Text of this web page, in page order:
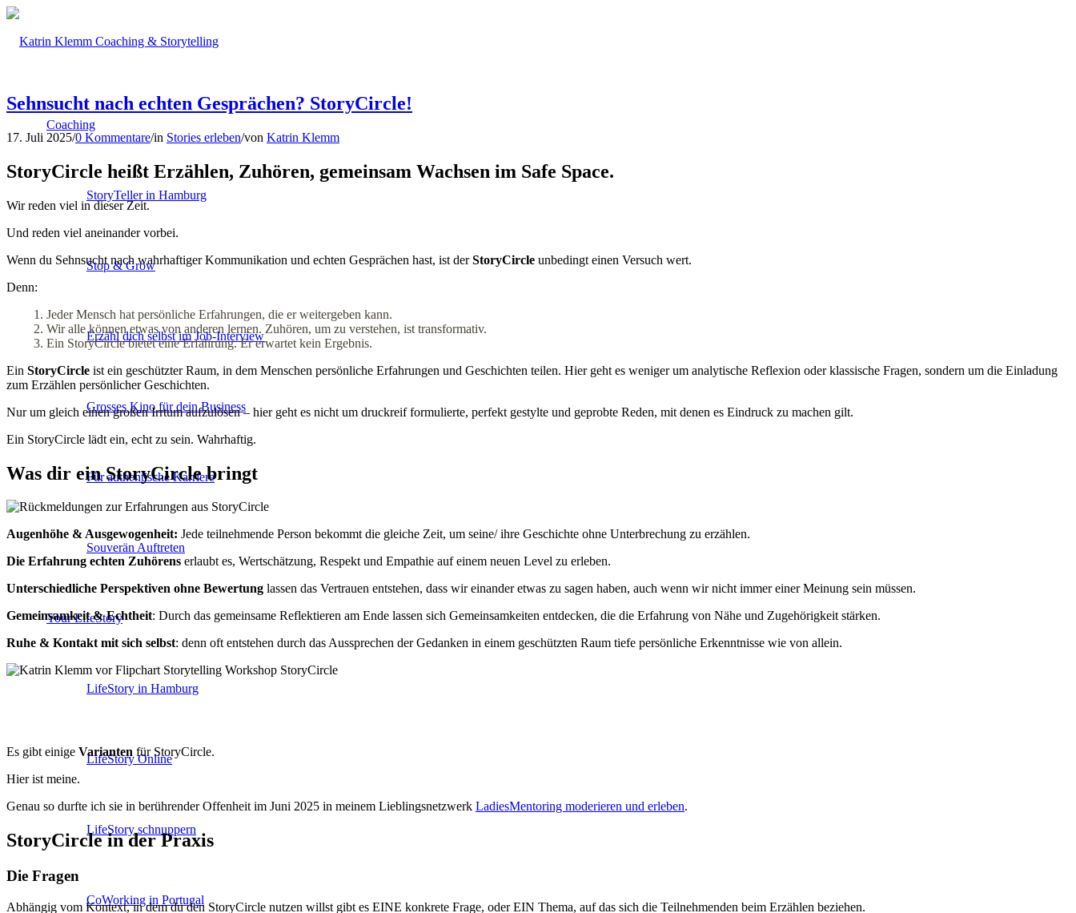
Coaching
StoryTeller in Hamburg
Stop & Grow
Erzähl dich selbst im Job-Interview
Grosses Kino für dein Business
Für authentische Karriere
Souverän Auftreten
Your LifeStory
LifeStory in Hamburg
LifeStory Online
LifeStory schnuppern
CoWorking in Portugal
Sehnsucht nach echten Gesprächen? StoryCircle!
17. Juli 2025/0 Kommentare/in Stories erleben/von Katrin Klemm
StoryCircle heißt Erzählen, Zuhören, gemeinsam Wachsen im Safe Space.
Wir reden viel in dieser Zeit.
Und reden viel aneinander vorbei.
Wenn du Sehnsucht nach wahrhaftiger Kommunikation und echten Gesprächen hast, ist derStoryCircle unbedingt einen Versuch wert.
Denn:
Jeder Mensch hat persönliche Erfahrungen, die er weitergeben kann.
Wir alle können etwas von anderen lernen. Zuhören, um zu verstehen, ist transformativ.
Ein StoryCircle bietet eine Erfahrung. Er erwartet kein Ergebnis.
Ein StoryCircle ist ein geschützter Raum, in dem Menschen persönliche Erfahrungen und Geschichten teilen. Hier geht es weniger um analytische Reflexion oder klassische Fragen, sondern um die Einladung
zum Erzählen persönlicher Geschichten.
Nur um gleich einen großen Irrtum aufzulösen – hier geht es nicht um druckreif formulierte, perfekt gestylte und geprobte Reden, mit denen es Eindruck zu machen gilt.
Ein StoryCircle lädt ein, echt zu sein. Wahrhaftig.
Was dir ein StoryCircle bringt
Augenhöhe & Ausgewogenheit: Jede teilnehmende Person bekommt die gleiche Zeit, um seine/ ihre Geschichte ohne Unterbrechung zu erzählen.
Die Erfahrung echten Zuhörens erlaubt es, Wertschätzung, Respekt und Empathie auf einem neuen Level zu erleben.
Unterschiedliche Perspektiven ohne Bewertung lassen das Vertrauen entstehen, dass wir einander etwas zu sagen haben, auch wenn wir nicht immer einer Meinung sein müssen.
Gemeinsamkeit & Echtheit: Durch das gemeinsame Reflektieren am Ende lassen sich Gemeinsamkeiten entdecken, die die Erfahrung von Nähe und Zugehörigkeit stärken.
Ruhe & Kontakt mit sich selbst: denn oft entstehen durch das Aussprechen der Gedanken in einem geschützten Raum tiefe persönliche Erkenntnisse wie von allein.
Es gibt einige Varianten für StoryCircle.
Hier ist meine.
Genau so durfte ich sie in berührender Offenheit im Juni 2025 in meinem Lieblingsnetzwerk LadiesMentoring moderieren und erleben.
StoryCircle in der Praxis
Die Fragen
Abhängig vom Kontext, in dem du den StoryCircle nutzen willst gibt es EINE konkrete Frage, oder EIN Thema, auf das sich die Teilnehmenden beim Erzählen beziehen.